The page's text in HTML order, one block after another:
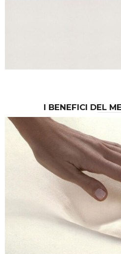
I BENEFICI DEL